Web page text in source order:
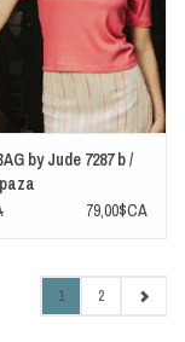
by Jude 7287 b /
79,00$CA
1 2